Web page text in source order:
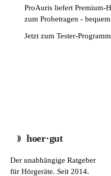
ProAuris liefert Premium-
zum Probetragen -
Jetzt zum Tester-
hoer·gut
Der unabhängige Ratgeber
für Hörgeräte. Seit 2014.